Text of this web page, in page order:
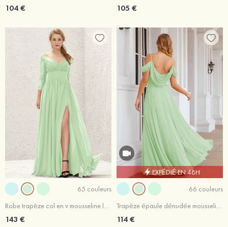
104 € 105 €
65 couleurs
Robe trapèze col en v mousseline longueur ras du sol robe de demoiselle d'honneur avec fendu
143 €
EXPÉDIÉ EN 48H
66 couleurs
Trapèze épaule dénudée mousseline ras du sol robe de demoiselle d'honneur avec plissé
114 €